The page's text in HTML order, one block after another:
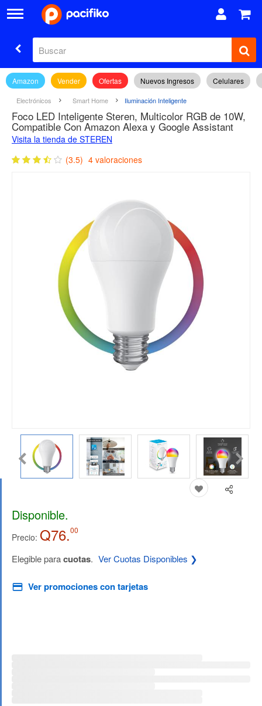
Amazon Vender Ofertas Nuevos Ingresos Celulares
Electrónicos Smart Home Iluminación Inteligente
Foco LED Inteligente Steren, Multicolor RGB de 10W,
Compatible Con Amazon Alexa y Google Assistant
Visita la tienda de STEREN
(3.5) 4 valoraciones
Disponible.
Precio: Q76.00
Elegible paracuotas. Ver Cuotas Disponibles ❯
Ver promociones con tarjetas